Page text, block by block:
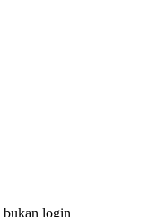
bukan login